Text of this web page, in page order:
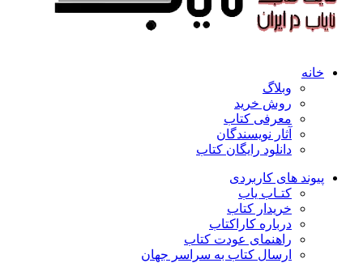
خانه
وبلاگ
روش خرید
معرفی کتاب
آثار نویسندگان
دانلود رایگان کتاب
پیوند های کاربردی
کتـاب یاب
خریدار کتاب
درباره کاراکتاب
راهنمای عودت کتاب
ارسال کتاب به سراسر جهان